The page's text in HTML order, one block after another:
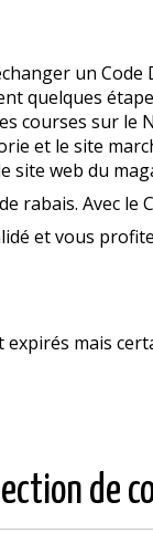
un Code
quelques
courses sur le
et le site
site web du
rabais. Avec le
et vous
expirés mais
de